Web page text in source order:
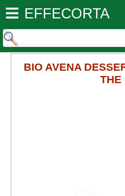
EFFECORTA
BIO AVENA
THE